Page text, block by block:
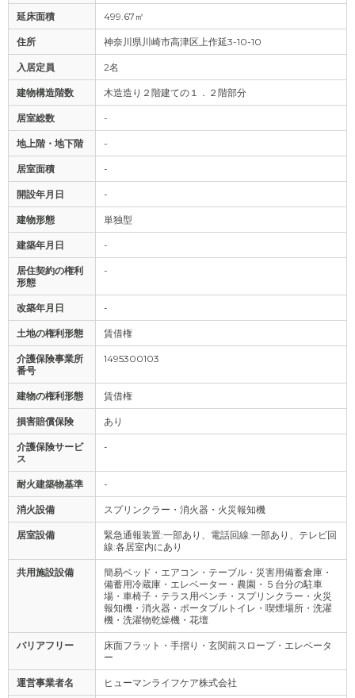
延床面積 499.67㎡
住所 神奈川県川崎市高津区上作延3-10-10
入居定員 2名
建物構造階数 木造造り２階建ての１．２階部分
居室総数 -
地上階・地下階 -
居室面積 -
開設年月日 -
建物形態 単独型
建築年月日 -
居住契約の権利
形態
-
改築年月日 -
土地の権利形態 賃借権
介護保険事業所
番号
1495300103
建物の権利形態 賃借権
損害賠償保険 あり
介護保険サービ
ス
-
耐火建築物基準 -
消火設備 スプリンクラー・消火器・火災報知機
居室設備
緊急通報装置:一部あり、電話回線:一部あり、テレビ回
線:各居室内にあり
共用施設設備
簡易ベッド・エアコン・テーブル・災害用備蓄倉庫・
備蓄用冷蔵庫・エレベーター・農園・５台分の駐車
場・車椅子・テラス用ベンチ・スプリンクラー・火災
報知機・消火器・ポータブルトイレ・喫煙場所・洗濯
機・洗濯物乾燥機・花壇
バリアフリー
床面フラット・手摺り・玄関前スロープ・エレベータ
ー
運営事業者名 ヒューマンライフケア株式会社